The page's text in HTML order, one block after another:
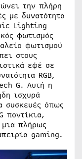
την πλήρη
με δυνατότητα
Lighting
φωτισμός
φωτισμού
στους
εφέ σε
RGB,
G. Αυτή η
ισχυρά
συσκευές όπως
ποντίκια,
πλήρως
gaming.